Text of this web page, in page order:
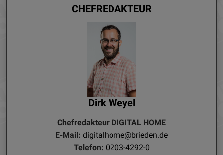
CHEFREDAKTEUR
Dirk Weyel
Chefredakteur DIGITAL HOME
E-Mail: digitalhome@brieden.de
Telefon: 0203-4292-0